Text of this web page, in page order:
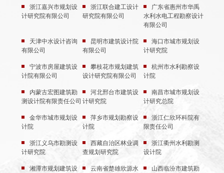
浙江嘉兴市规划设
计研究院有限公司
浙江联合建工设计
研究院有限公司
广东省惠州市华禹
水利水电工程勘察设计
有限公司
天津中水设计咨询
有限公司
昆明市建筑设计院
有限公司
海口市城市规划设
计研究院
宁波市房屋建筑设
计院有限公司
攀枝花市规划建筑
设计研究院有限公司
杭州市水利勘察设
计院
内蒙古宏图建筑勘
测设计院有限责任公司
河北邢台市建筑设
计研究院
南昌市城市规划设
计研究总院
金华市城市规划设
计院
萍乡市规划勘察设
计院
浙江仁欣环科院有
限责任公司
浙江义乌市勘测设
计研究院
西藏自治区林业调
查规划研究院
浙江衢州水利勘测
设计院
湘潭市规划建筑设
云南省楚雄欣源水
山西临汾市建筑勘